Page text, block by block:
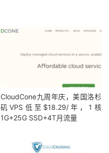
CloudCone九周年庆，美国洛杉
矶VPS低至$18.29/年，1核
1G+25G SSD+4T月流量